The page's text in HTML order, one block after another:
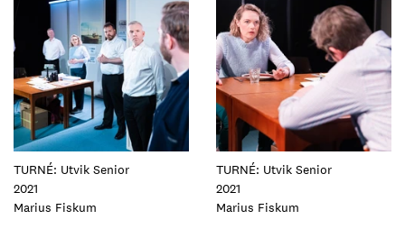
dette
elementet
TURNÉ: Utvik Senior
2021
Foto:
Marius Fiskum
dette
elementet
TURNÉ: Utvik Senior
2021
Foto:
Marius Fiskum